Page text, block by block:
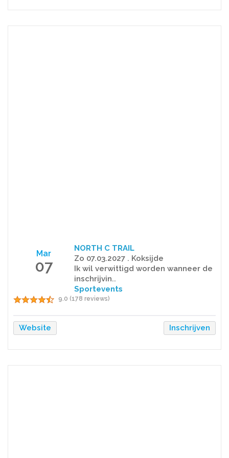
Mar
07
NORTH C TRAIL
Zo 07.03.2027 . Koksijde
Ik wil verwittigd worden wanneer de
inschrijvin..
Sportevents
9.0 (178 reviews)
Website Inschrijven